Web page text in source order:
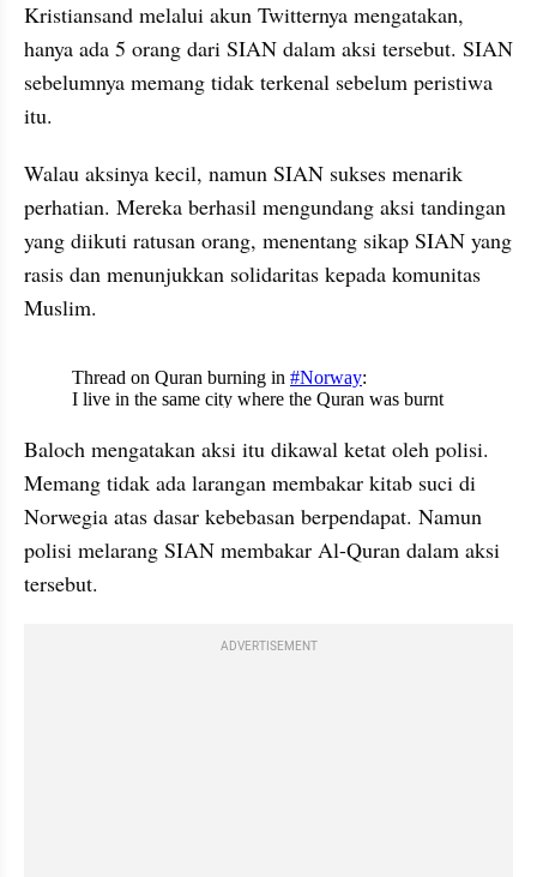
Kristiansand melalui akun Twitternya mengatakan,
hanya ada 5 orang dari SIAN dalam aksi tersebut. SIAN
sebelumnya memang tidak terkenal sebelum peristiwa
itu.
Walau aksinya kecil, namun SIAN sukses menarik
perhatian. Mereka berhasil mengundang aksi tandingan
yang diikuti ratusan orang, menentang sikap SIAN yang
rasis dan menunjukkan solidaritas kepada komunitas
Muslim.
X post embed
Baloch mengatakan aksi itu dikawal ketat oleh polisi.
Memang tidak ada larangan membakar kitab suci di
Norwegia atas dasar kebebasan berpendapat. Namun
polisi melarang SIAN membakar Al-Quran dalam aksi
tersebut.
ADVERTISEMENT